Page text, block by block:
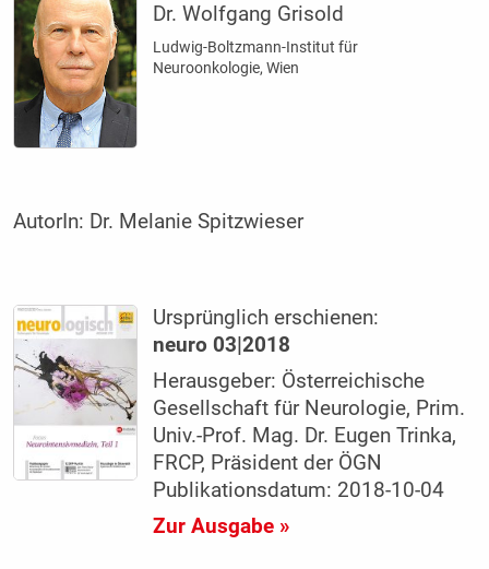
Dr. Wolfgang Grisold
Ludwig-Boltzmann-Institut für
Neuroonkologie, Wien
AutorIn: Dr. Melanie Spitzwieser
Ursprünglich erschienen:
neuro 03|2018
Herausgeber: Österreichische
Gesellschaft für Neurologie, Prim.
Univ.-Prof. Mag. Dr. Eugen Trinka,
FRCP, Präsident der ÖGN
Publikationsdatum: 2018-10-04
Zur Ausgabe »